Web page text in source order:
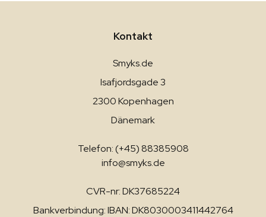
Kontakt
Smyks.de
Isafjordsgade 3
2300 Kopenhagen
Dänemark
Telefon: (+45) 88385908
info@smyks.de
CVR-nr: DK37685224
Bankverbindung: IBAN: DK8030003411442764